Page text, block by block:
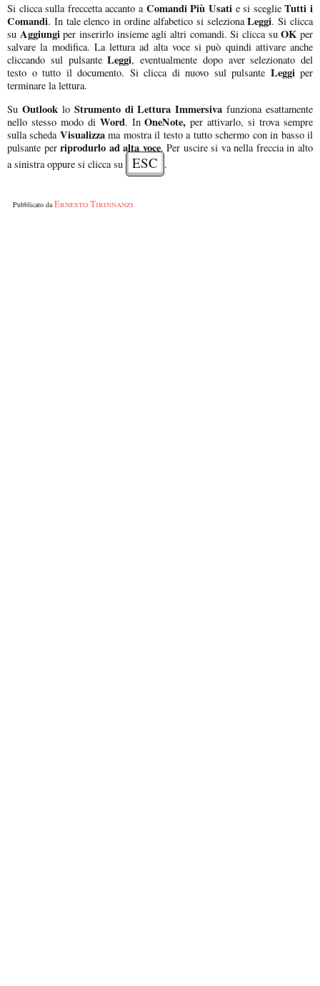
Si clicca sulla freccetta accanto aComandi Più Usatie si sceglieTutti i
Comandi. In tale elenco in ordine alfabetico si selezionaLeggi. Si clicca
su Aggiungiper inserirlo insieme agli altri comandi. Si clicca suOK per
salvare la modifica. La lettura ad alta voce si può quindi attivare anche
cliccando sul pulsanteLeggi, eventualmente dopo aver selezionato del
testo o tutto il documento. Si clicca di nuovo sul pulsante Leggiper
terminare la lettura.
Su Outlook lo Strumento di Lettura Immersiva funziona esattamente
nello stesso modo di Word. InOneNote, per attivarlo, si trova sempre
sulla scheda Visualizzama mostra il testo a tutto schermo con in basso il
pulsante perriprodurlo ad alta voce. Per uscire si va nella freccia in alto
a sinistra oppure si clicca su
ESC .
Pubblicato daErnesto Tirinnanzi